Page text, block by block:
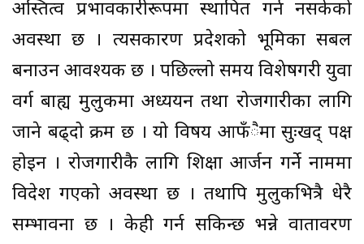
अस्तित्व प्रभावकारीरूपमा स्थापित गर्न नसकेको
अवस्था छ । त्यसकारण प्रदेशको भूमिका सबल
बनाउन आवश्यक छ । पछिल्लो समय विशेषगरी युवा
वर्ग बाह्य मुलुकमा अध्ययन तथा रोजगारीका लागि
जाने बढ्दो क्रम छ । यो विषय आफँैमा सुःखद् पक्ष
होइन । रोजगारीकै लागि शिक्षा आर्जन गर्ने नाममा
विदेश गएको अवस्था छ । तथापि मुलुकभित्रै धेरै
सम्भावना छ । केही गर्न सकिन्छ भन्ने वातावरण